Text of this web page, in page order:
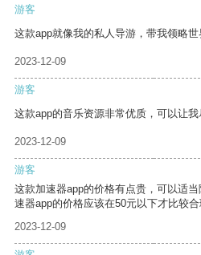
游客
这款app就像我的私人导游，带我领略世
2023-12-09
游客
这款app的音乐资源非常优质，可以让我
2023-12-09
游客
这款加速器app的价格有点贵，可以适
速器app的价格应该在50元以下才比较合
2023-12-09